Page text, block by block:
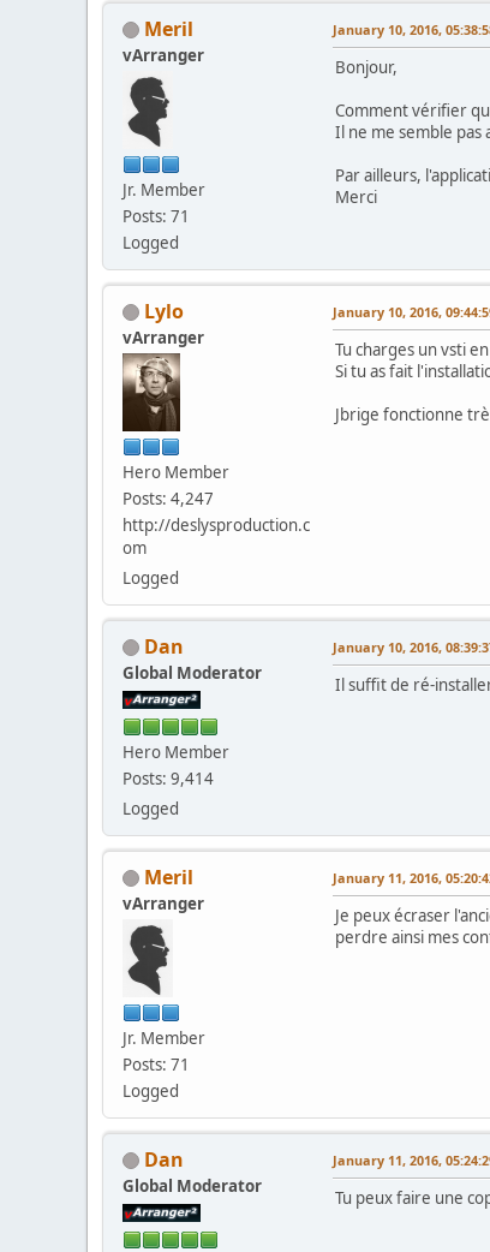
Meril
vArranger
Jr. Member
Posts: 71
Logged
January 10, 2016,
Bonjour,
Comment vérifier
Il ne me semble pas
Par ailleurs,
Merci
Lylo
vArranger
Hero Member
Posts: 4,247
http://deslysproduction.c
om
Logged
January 10, 2016,
Tu charges un vsti
Si tu as fait
Jbrige fonctionne
Dan
Global Moderator
Hero Member
Posts: 9,414
Logged
January 10, 2016,
Il suffit de ré-
Meril
vArranger
Jr. Member
Posts: 71
Logged
January 11, 2016,
Je peux écraser
perdre ainsi mes
Dan
Global Moderator
January 11, 2016,
Tu peux faire une